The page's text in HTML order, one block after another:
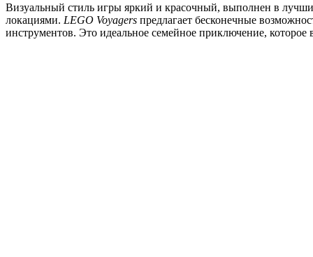
Визуальный стиль игры яркий и красочный, выполнен в
локациями. LEGO Voyagers предлагает бесконечные
инструментов. Это идеальное семейное приключение,